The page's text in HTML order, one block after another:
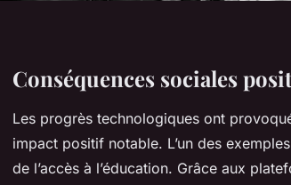
Conséquences sociales
Les progrès technologiques ont
impact positif notable. L’un des
de l’accès à l’éducation. Grâce aux